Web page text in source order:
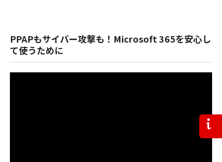
お
PPAPもサイバー攻撃も！Microsoft 365を安心し
て使うために